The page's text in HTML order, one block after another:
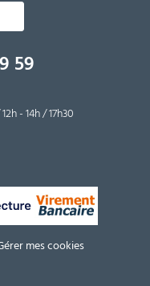
59
- 14h / 17h30
mes cookies